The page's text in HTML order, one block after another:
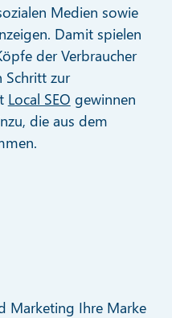
Medien sowie
Damit spielen
der Verbraucher
Schritt zur
Local SEO gewinnen
die aus dem
Marketing Ihre Marke